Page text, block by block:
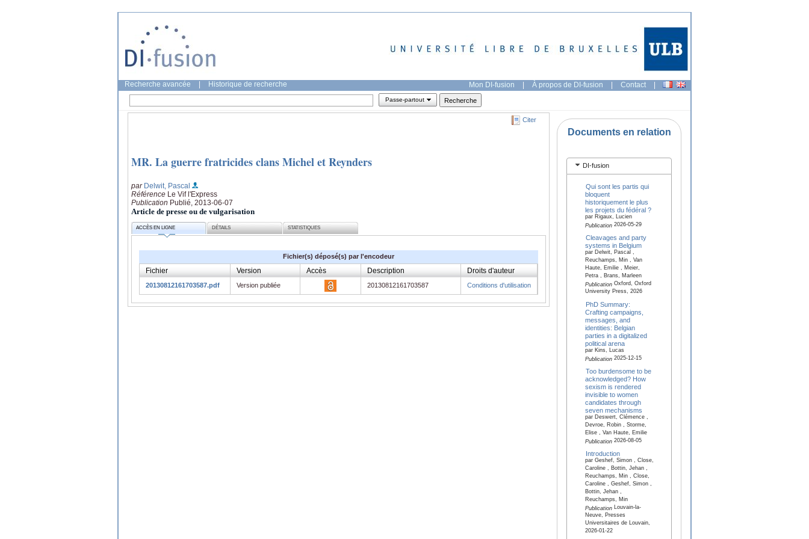
Recherche avancée Historique de recherche Mon DI-fusion | À propos de DI-fusion | Contact |
Passe-partout
Citer
MR. La guerre fratricides clans Michel et Reynders
par Delwit, Pascal
Référence Le Vif l'Express
Publication Publié, 2013-06-07
Article de presse ou de vulgarisation
ACCÈS EN LIGNE DÉTAILS STATISTIQUES
Fichier(s) déposé(s) par l'encodeur
Fichier Version Accès Description Droits d'auteur
20130812161703587.pdf Version publiée 20130812161703587 Conditions d'utilisation
Documents en relation
DI-fusion
Qui sont les partis qui
bloquent
historiquement le plus
les projets du fédéral ?
par Rigaux, Lucien
Publication2026-05-29
Cleavages and party
systems in Belgium
par Delwit, Pascal ,
Reuchamps, Min , Van
Haute, Emilie , Meier,
Petra , Brans, Marleen
PublicationOxford, Oxford
University Press, 2026
PhD Summary:
Crafting campaigns,
messages, and
identities: Belgian
parties in a digitalized
political arena
par Kins, Lucas
Publication2025-12-15
Too burdensome to be
acknowledged? How
sexism is rendered
invisible to women
candidates through
seven mechanisms
par Deswert, Clémence ,
Devroe, Robin , Storme,
Elise , Van Haute, Emilie
Publication2026-08-05
Introduction
par Geshef, Simon , Close,
Caroline , Bottin, Jehan ,
Reuchamps, Min , Close,
Caroline , Geshef, Simon ,
Bottin, Jehan ,
Reuchamps, Min
PublicationLouvain-la-
Neuve, Presses
Universitaires de Louvain,
2026-01-22